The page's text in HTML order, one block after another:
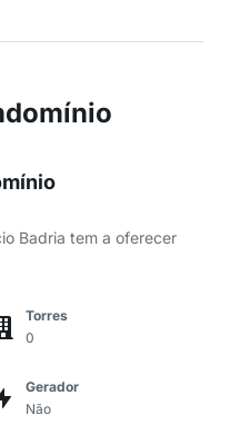
Badria tem a oferecer
Torres
0
Gerador
Não